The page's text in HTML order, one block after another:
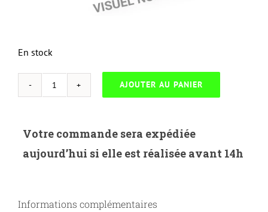
En stock
quantité
X.6010C-
XEROX
106R01627-
AJOUTER AU PANIER
Votre commande sera expédiée
aujourd’hui si elle est réalisée avant 14h
Informations complémentaires